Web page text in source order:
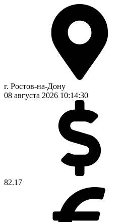
г. Ростов-на-Дону
08 августа 2026 10:14:31
82.17